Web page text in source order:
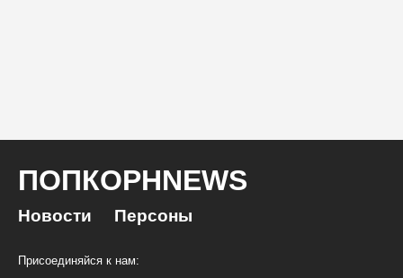
ПОПКОРНNEWS
Новости Персоны
Присоединяйся к нам: